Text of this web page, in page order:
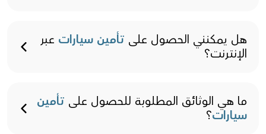
هل يمكنني الحصول على تأمين سيارات عبر
الإنترنت؟
ما هي الوثائق المطلوبة للحصول على تأمين
سيارات؟